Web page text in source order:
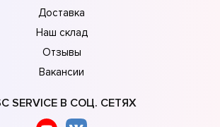
Доставка
Наш склад
Отзывы
Вакансии
SERVICE В СОЦ. СЕТЯХ